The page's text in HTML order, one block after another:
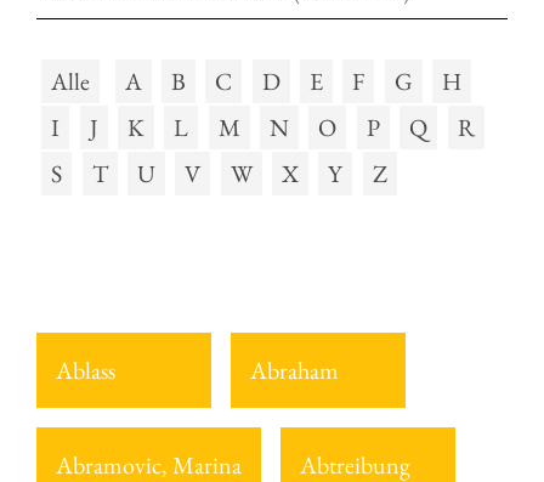
Alle A B C D E F G
H
I
J K L M N O P Q
R
S
T U V W X Y Z
Ablass Abraham
Abramovic, Marina Abtreibung